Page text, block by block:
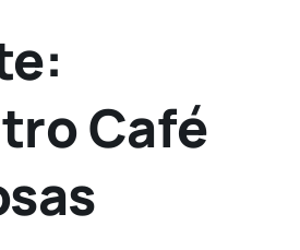
Café